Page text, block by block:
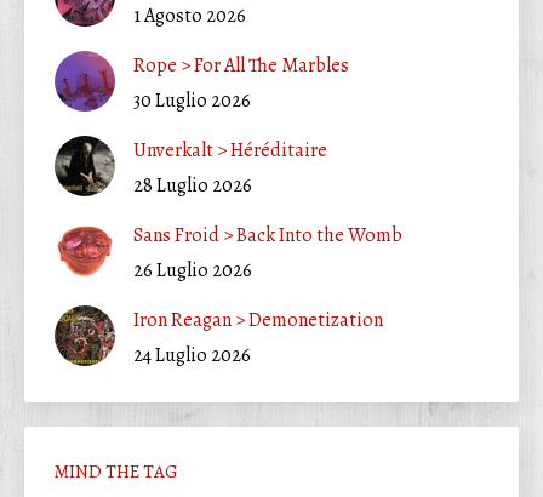
1 Agosto 2026
Rope > For All The Marbles
30 Luglio 2026
Unverkalt > Héréditaire
28 Luglio 2026
Sans Froid > Back Into the Womb
26 Luglio 2026
Iron Reagan > Demonetization
24 Luglio 2026
MIND THE TAG